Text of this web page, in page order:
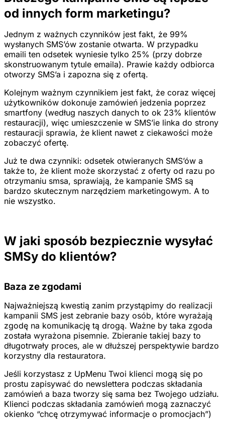
od innych form marketingu?
Jednym z ważnych czynników jest fakt, że 99%
wysłanych SMS’ów zostanie otwarta. W przypadku
emaili ten odsetek wyniesie tylko 25% (przy dobrze
skonstruowanym tytule emaila). Prawie każdy odbiorca
otworzy SMS’a i zapozna się z ofertą.
Kolejnym ważnym czynnikiem jest fakt, że coraz więcej
użytkowników dokonuje zamówień jedzenia poprzez
smartfony (według naszych danych to ok 23% klientów
restauracji), więc umieszczenie w SMS’ie linka do strony
restauracji sprawia, że klient nawet z ciekawości może
zobaczyć ofertę.
Już te dwa czynniki: odsetek otwieranych SMS’ów a
także to, że klient może skorzystać z oferty od razu po
otrzymaniu smsa, sprawiają, że kampanie SMS są
bardzo skutecznym narzędziem marketingowym. A to
nie wszystko.
W jaki sposób bezpiecznie wysyłać
SMSy do klientów?
Baza ze zgodami
Najważniejszą kwestią zanim przystąpimy do realizacji
kampanii SMS jest zebranie bazy osób, które wyrażają
zgodę na komunikację tą drogą. Ważne by taka zgoda
została wyrażona pisemnie. Zbieranie takiej bazy to
długotrwały proces, ale w dłuższej perspektywie bardzo
korzystny dla restauratora.
Jeśli korzystasz z UpMenu Twoi klienci mogą się po
prostu zapisywać do newslettera podczas składania
zamówień a baza tworzy się sama bez Twojego udziału.
Klienci podczas składania zamówień mogą zaznaczyć
okienko “chcę otrzymywać informacje o promocjach”)